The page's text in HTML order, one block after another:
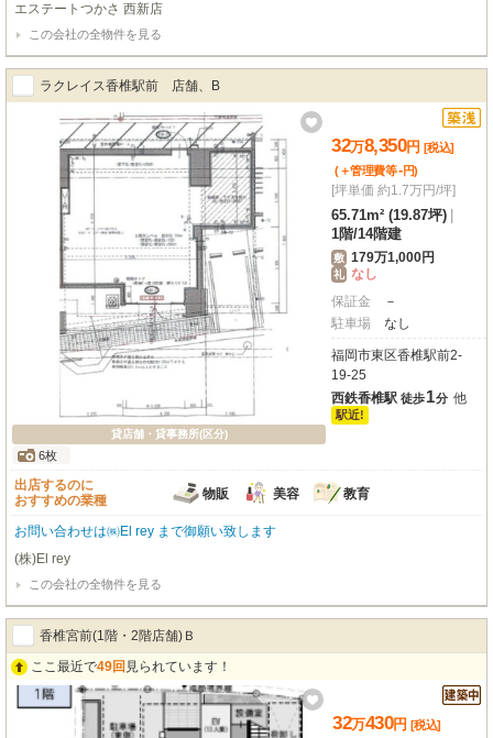
エステートつかさ 西新店
この会社の全物件を見る
ラクレイス香椎駅前 店舗、B
貸店舗・貸事務所(区分)
6枚
32万8,350円 [税込]
(＋管理費等-円)
[坪単価 約1.7万円/坪]
65.71m² (19.87坪)
1階/14階建
敷 179万1,000円
礼 なし
保証金
－
駐車場
なし
福岡市東区香椎駅前2-
19-25
西鉄香椎駅 徒歩1分 他
駅近!
出店するのに
おすすめの業種
物販 美容 教育
お問い合わせは㈱El rey まで御願い致します
(株)El rey
この会社の全物件を見る
香椎宮前(1階・2階店舗)Ｂ
ここ最近で49回 見られています！
32万430円 [税込]